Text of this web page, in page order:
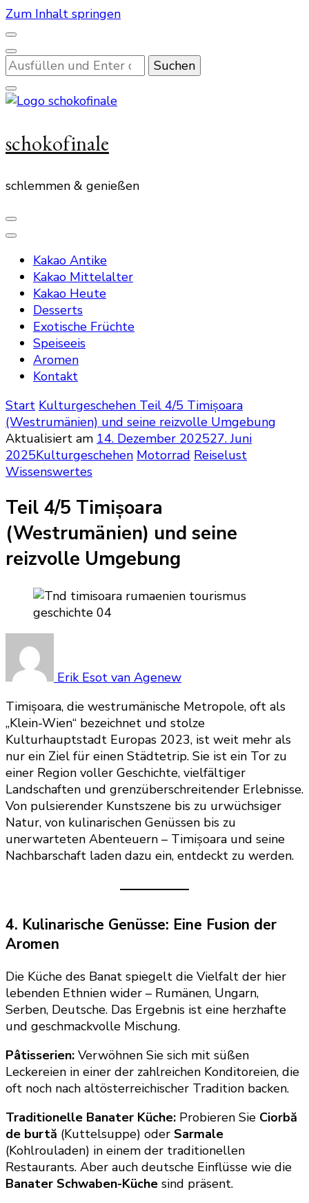
Zum Inhalt springen
Suchst
du
nach
etwas?
schokofinale
schlemmen & genießen
Kakao Antike
Kakao Mittelalter
Kakao Heute
Desserts
Exotische Früchte
Speiseeis
Aromen
Kontakt
Start Kulturgeschehen Teil 4/5 Timișoara
(Westrumänien) und seine reizvolle Umgebung
Aktualisiert am 14. Dezember 202527. Juni
2025Kulturgeschehen Motorrad Reiselust
Wissenswertes
Teil 4/5 Timișoara
(Westrumänien) und seine
reizvolle Umgebung
Erik Esot van Agenew
Timișoara, die westrumänische Metropole, oft als
„Klein-Wien“ bezeichnet und stolze
Kulturhauptstadt Europas 2023, ist weit mehr als
nur ein Ziel für einen Städtetrip. Sie ist ein Tor zu
einer Region voller Geschichte, vielfältiger
Landschaften und grenzüberschreitender Erlebnisse.
Von pulsierender Kunstszene bis zu urwüchsiger
Natur, von kulinarischen Genüssen bis zu
unerwarteten Abenteuern – Timișoara und seine
Nachbarschaft laden dazu ein, entdeckt zu werden.
4. Kulinarische Genüsse: Eine Fusion der
Aromen
Die Küche des Banat spiegelt die Vielfalt der hier
lebenden Ethnien wider – Rumänen, Ungarn,
Serben, Deutsche. Das Ergebnis ist eine herzhafte
und geschmackvolle Mischung.
Pâtisserien: Verwöhnen Sie sich mit süßen
Leckereien in einer der zahlreichen Konditoreien, die
oft noch nach altösterreichischer Tradition backen.
Traditionelle Banater Küche: Probieren Sie Ciorbă
de burtă (Kuttelsuppe) oder Sarmale
(Kohlrouladen) in einem der traditionellen
Restaurants. Aber auch deutsche Einflüsse wie die
Banater Schwaben-Küche sind präsent.